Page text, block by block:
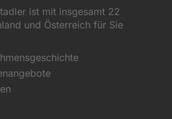
ist mit insgesamt 22
und Österreich für Sie